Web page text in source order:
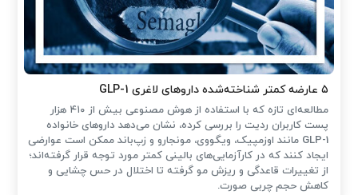
۵ عارضه کمتر شناخته‌شده داروهای لاغری GLP-1
مطالعه‌ای تازه که با استفاده از هوش مصنوعی بیش از ۴۱۰ هزار
پست کاربران ردیت را بررسی کرده، نشان می‌دهد داروهای خانواده
GLP-1 مانند اوزمپیک، ویگووی، مونجارو و زپ‌باند ممکن است عوارضی
ایجاد کنند که در کارآزمایی‌های بالینی کمتر مورد توجه قرار گرفته‌اند؛
از تغییرات قاعدگی و ریزش مو گرفته تا اختلال در حس چشایی و
کاهش حجم چربی صورت.